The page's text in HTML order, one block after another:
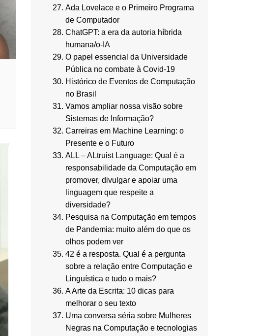
Ada Lovelace e o Primeiro Programa
de Computador
ChatGPT: a era da autoria híbrida
humana/o-IA
O papel essencial da Universidade
Pública no combate à Covid-19
Histórico de Eventos de Computação
no Brasil
Vamos ampliar nossa visão sobre
Sistemas de Informação?
Carreiras em Machine Learning: o
Presente e o Futuro
ALL – ALtruist Language: Qual é a
responsabilidade da Computação em
promover, divulgar e apoiar uma
linguagem que respeite a
diversidade?
Pesquisa na Computação em tempos
de Pandemia: muito além do que os
olhos podem ver
42 é a resposta. Qual é a pergunta
sobre a relação entre Computação e
Linguística e tudo o mais?
A Arte da Escrita: 10 dicas para
melhorar o seu texto
Uma conversa séria sobre Mulheres
Negras na Computação e tecnologias